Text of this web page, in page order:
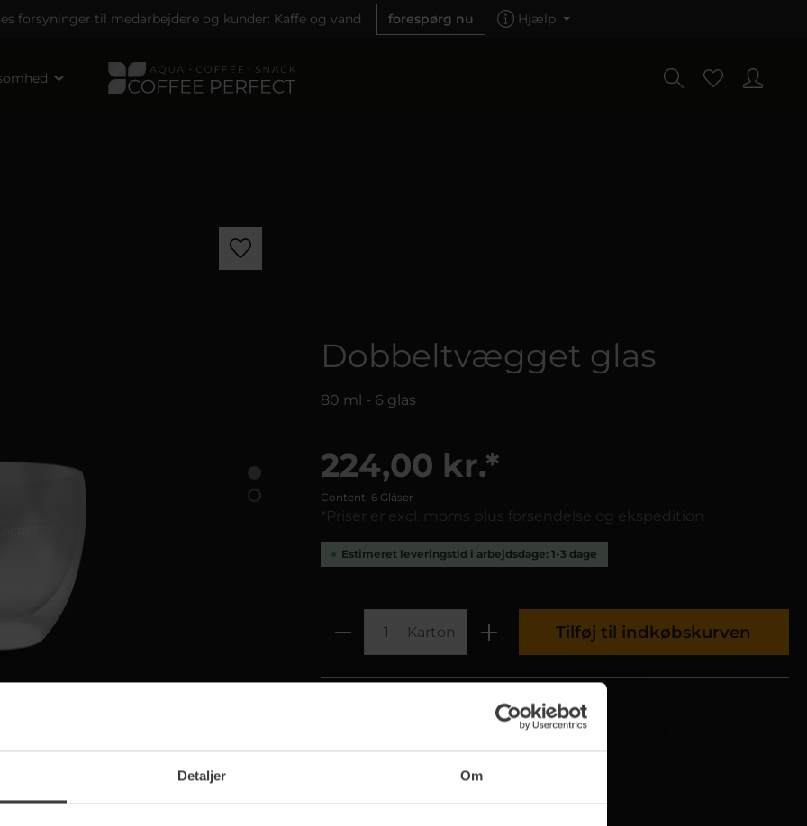
Detaljer Om
forsyninger til medarbejdere og kunder: Kaffe og vand forespørg nu Hjælp
Dobbeltvægget glas
80 ml - 6 glas
224,00 kr.*
Content: 6 Gläser
*Priser er excl. moms plus forsendelse og ekspedition
Estimeret leveringstid i arbejdsdage: 1-3 dage
Karton Tilføj til indkøbskurven
5002/403